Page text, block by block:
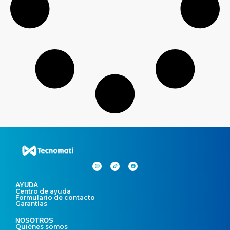
AYUDA
Centro de ayuda
Formulario de contacto
Garantías
NOSOTROS
Quiénes somos